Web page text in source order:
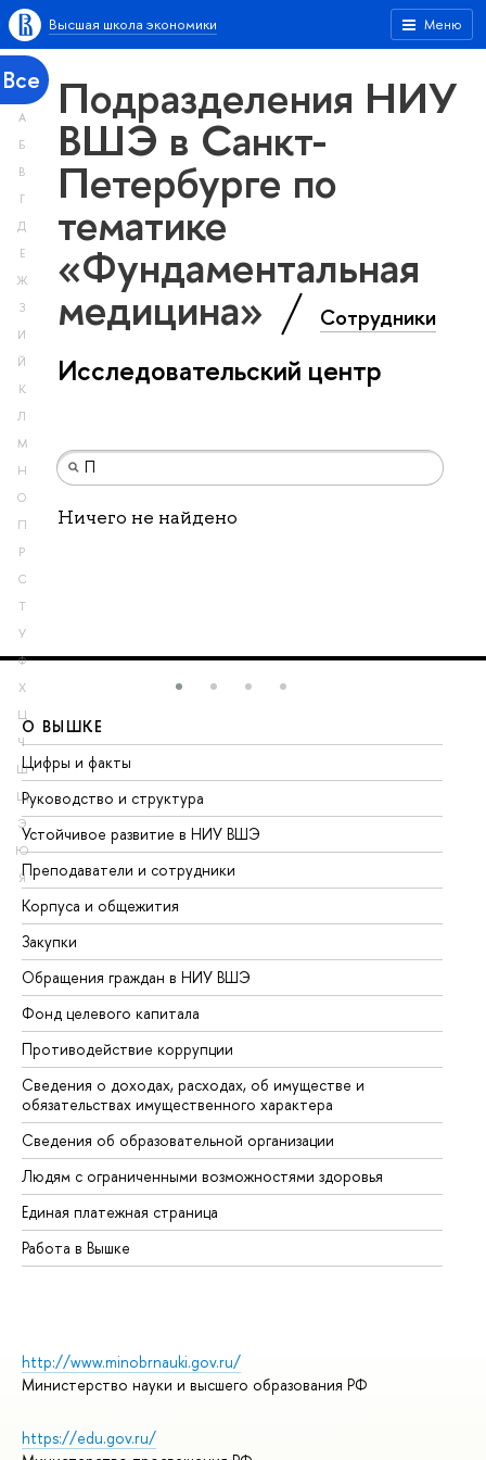
Меню
Высшая школа экономики
Все
А
Б
В
Г
Д
Е
Ж
З
И
Й
К
Л
М
Н
О
П
Р
С
Т
У
Ф
Х
Ц
Ч
Ш
Щ
Э
Ю
Я
Подразделения НИУ
ВШЭ в Санкт-
Петербурге по
тематике
«Фундаментальная
медицина» Сотрудники
Исследовательский центр
Ничего не найдено
О ВЫШКЕ
Цифры и факты
Руководство и структура
Устойчивое развитие в НИУ ВШЭ
Преподаватели и сотрудники
Корпуса и общежития
Закупки
Обращения граждан в НИУ ВШЭ
Фонд целевого капитала
Противодействие коррупции
Сведения о доходах, расходах, об имуществе и
обязательствах имущественного характера
Сведения об образовательной организации
Людям с ограниченными возможностями здоровья
Единая платежная страница
Работа в Вышке
http://www.minobrnauki.gov.ru/
Министерство науки и высшего образования РФ
https://edu.gov.ru/